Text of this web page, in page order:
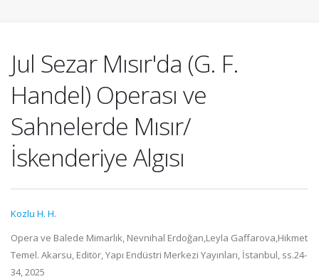
Jul Sezar Mısır'da (G. F.
Handel) Operası ve
Sahnelerde Mısır/
İskenderiye Algısı
Kozlu H. H.
Opera ve Balede Mimarlık, Nevnihal Erdoğan,Leyla Gaffarova,Hikmet
Temel. Akarsu, Editör, Yapı Endüstri Merkezi Yayınları, İstanbul, ss.24-
34, 2025